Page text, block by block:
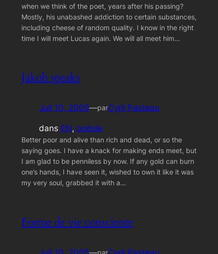
when we think of the poet, years after his passing?
Mostly, his unabashed addiction to certain substances,
including cheese of random quality. I know in the right
time I will meet Lucas again. We will all meet him…
Jakob speaks
Juil 10, 2005—parCyril Pasteau
dans EN, poésie
Better poor and alive than rich and dead, or so the
saying goes. I have a knack for making ends meet, but
I am glad to be penniless by now. If any gold can burn
one’s hands, I have seen it, wished to own it like it was
my very soul, grabbed it with a…
Forme de vie consciente
par